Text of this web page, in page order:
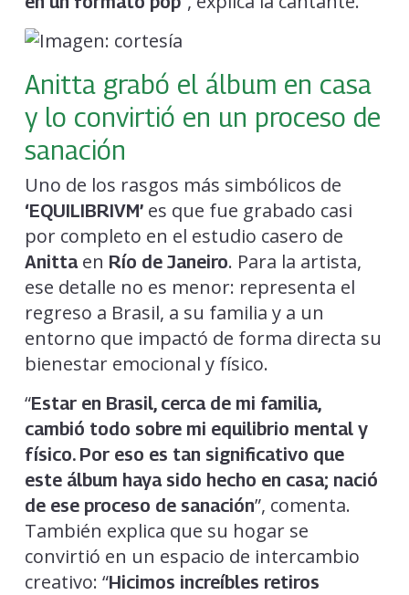
Anitta grabó el álbum en casa
y lo convirtió en un proceso de
sanación
Uno de los rasgos más simbólicos de
‘EQUILIBRIVM’es que fue grabado casi
por completo en el estudio casero de
Anittaen Río de Janeiro. Para la artista,
ese detalle no es menor: representa el
regreso a Brasil, a su familia y a un
entorno que impactó de forma directa su
bienestar emocional y físico.
“Estar en Brasil, cerca de mi familia,
cambió todo sobre mi equilibrio mental y
físico. Por eso es tan significativo que
este álbum haya sido hecho en casa; nació
de ese proceso de sanación”, comenta.
También explica que su hogar se
convirtió en un espacio de intercambio
creativo: “Hicimos increíbles retiros